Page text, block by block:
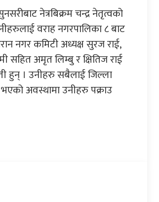
नेत्रबिक्रम चन्द्र नेतृत्वको
वराह नगरपालिका ८ बाट
नगर कमिटी अध्यक्ष सुरज राई,
अमृत लिम्बु र क्षितिज राई
हुन् । उनीहरु सबैलाई जिल्ला
अवस्थामा उनीहरु पक्राउ